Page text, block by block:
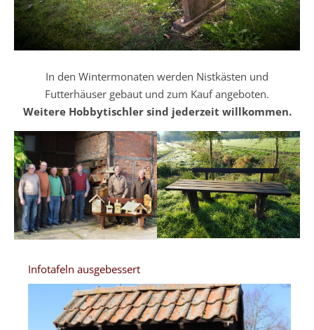
In den Wintermonaten werden Nistkästen und
Futterhäuser gebaut und zum Kauf angeboten.
Weitere Hobbytischler sind jederzeit willkommen.
Infotafeln ausgebessert